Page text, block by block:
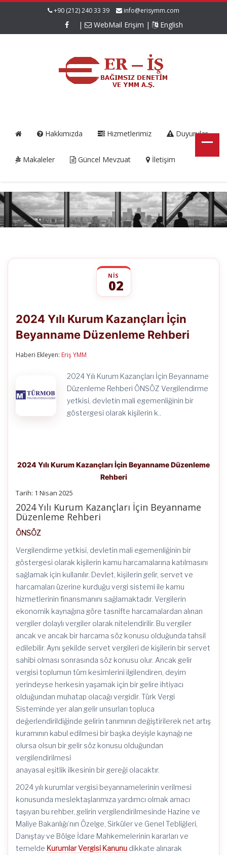
+90 (212) 240 33 39 info@erisymm.com
| WebMail Erişim | English
Hakkımızda Hizmetlerimiz Duyurular
Makaleler Güncel Mevzuat İletişim
NIS
02
Kurum
Kazançları
İçin
2024 Yılı Kurum Kazançları İçin
Beyanname Düzenleme Rehberi
Haberi Ekleyen: Eriş YMM
2024 Yılı Kurum Kazançları İçin Beyanname
Düzenleme Rehberi ÖNSÖZ Vergilendirme
yetkisi, devletin mali egemenliğinin bir
göstergesi olarak kişilerin k..
2024 Yılı Kurum Kazançları İçin Beyanname Düzenleme
Rehberi
Tarih: 1 Nisan 2025
2024 Yılı Kurum Kazançları İçin Beyanname
Düzenleme Rehberi
ÖNSÖZ
Vergilendirme yetkisi, devletin mali egemenliğinin bir
göstergesi olarak kişilerin kamu harcamalarına katılmasını
sağlamak için kullanılır. Devlet, kişilerin gelir, servet ve
harcamaları üzerine kurduğu vergi sistemi ile kamu
hizmetlerinin finansmanını sağlamaktadır. Vergilerin
ekonomik kaynağına göre tasnifte harcamalardan alınan
vergiler dolaylı vergiler olarak nitelendirilir. Bu vergiler
ancak ve ancak bir harcama söz konusu olduğunda tahsil
edilebilir. Aynı şekilde servet vergileri de kişilerin bir servet
sahibi olması sonrasında söz konusu olur. Ancak gelir
vergisi toplumun tüm kesimlerini ilgilendiren, deyim
yerindeyse herkesin yaşamak için bir gelire ihtiyacı
olduğundan muhatap olacağı vergidir. Türk Vergi
Sisteminde yer alan gelir unsurları topluca
değerlendirildiğinde gelirin tanımının değiştirilerek net artış
kuramının kabul edilmesi bir başka deyişle kaynağı ne
olursa olsun bir gelir söz konusu olduğundan
vergilendirilmesi
anayasal eşitlik ilkesinin bir gereği olacaktır.
2024 yılı kurumlar vergisi beyannamelerinin verilmesi
konusunda meslektaşlarımıza yardımcı olmak amacı
taşıyan bu rehber, gelirin vergilendirilmesinde Hazine ve
Maliye Bakanlığı’nın Özelge, Sirküler ve Genel Tebliğleri,
Danıştay ve Bölge İdare Mahkemelerinin kararları ve
temelde Kurumlar Vergisi Kanunu dikkate alınarak